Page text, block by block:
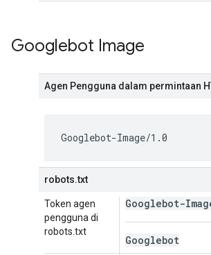
Googlebot Image
Agen Pengguna dalam permintaan
Googlebot-Image/1.0
robots.txt
Token agen
pengguna di
robots.txt
Googlebot-
Googlebot